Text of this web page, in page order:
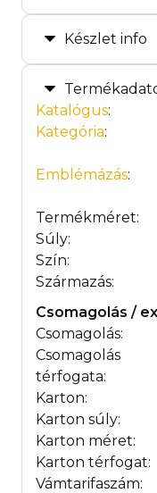
Készlet info
Katalógus:
Kategória:
Emblémázás:
Termékméret:
Súly:
Szín:
Származás:
Csomagolás /
Csomagolás:
Csomagolás
térfogata:
Karton:
Karton súly:
Karton méret:
Karton térfogat:
Vámtarifaszám: